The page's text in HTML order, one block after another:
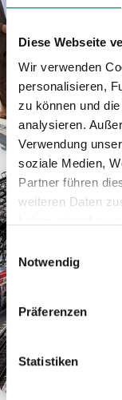
Diese Webseite
Wir verwenden
personalisieren,
zu können und
analysieren.
Verwendung
soziale Medien,
Partner führen
weiteren Daten
Einwilligungsauswahl
Notwendig
Präferenzen
Statistiken